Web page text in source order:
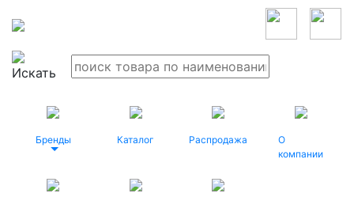
Бренды Каталог Распродажа
О
компании